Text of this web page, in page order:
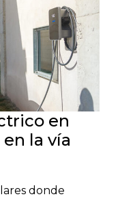
en
la vía
donde